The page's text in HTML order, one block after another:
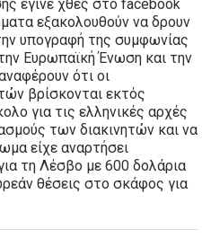
έγινε χθες στο facebook
εξακολουθούν να δρουν
υπογραφή της συμφωνίας
Ευρωπαϊκή Ένωση και την
ότι οι
βρίσκονται εκτός
για τις ελληνικές αρχές
των διακινητών και να
είχε αναρτήσει
τη Λέσβο με 600 δολάρια
θέσεις στο σκάφος για